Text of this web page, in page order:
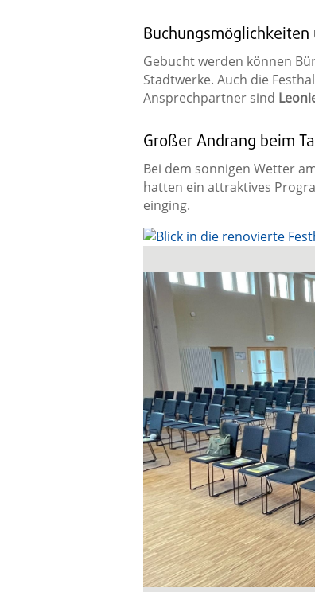
Gebucht werden können
Stadtwerke. Auch die
Ansprechpartner sind
Großer Andrang beim
Bei dem sonnigen Wetter
hatten ein attraktives
einging.